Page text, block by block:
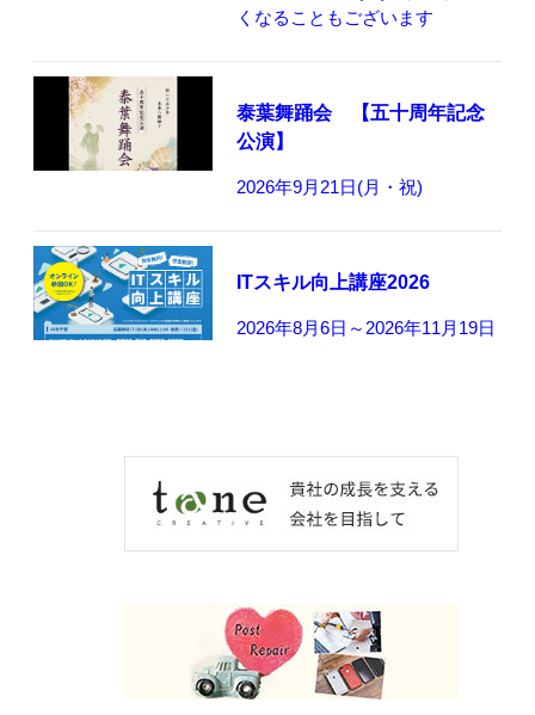
くなることもございます
泰葉舞踊会 【五十周年記念
公演】
2026年9月21日(月・祝)
ITスキル向上講座2026
2026年8月6日～2026年11月19日